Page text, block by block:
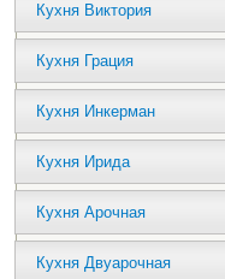
Кухня Виктория
Кухня Грация
Кухня Инкерман
Кухня Ирида
Кухня Арочная
Кухня Двуарочная